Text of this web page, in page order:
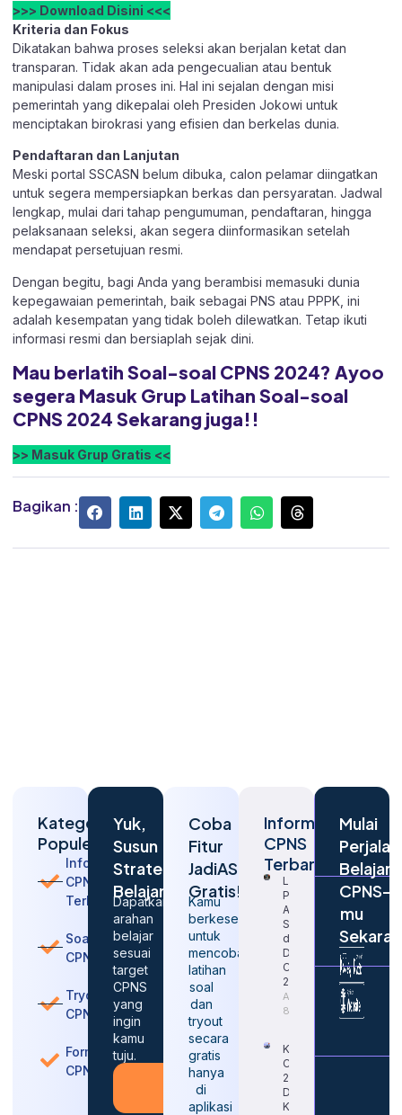
>>> Download Disini <<<
Kriteria dan Fokus
Dikatakan bahwa proses seleksi akan berjalan ketat dan
transparan. Tidak akan ada pengecualian atau bentuk
manipulasi dalam proses ini. Hal ini sejalan dengan misi
pemerintah yang dikepalai oleh Presiden Jokowi untuk
menciptakan birokrasi yang efisien dan berkelas dunia.
Pendaftaran dan Lanjutan
Meski portal SSCASN belum dibuka, calon pelamar diingatkan
untuk segera mempersiapkan berkas dan persyaratan. Jadwal
lengkap, mulai dari tahap pengumuman, pendaftaran, hingga
pelaksanaan seleksi, akan segera diinformasikan setelah
mendapat persetujuan resmi.
Dengan begitu, bagi Anda yang berambisi memasuki dunia
kepegawaian pemerintah, baik sebagai PNS atau PPPK, ini
adalah kesempatan yang tidak boleh dilewatkan. Tetap ikuti
informasi resmi dan bersiaplah sejak dini.
Mau berlatih Soal-soal CPNS 2024? Ayoo
segera Masuk Grup Latihan Soal-soal
CPNS 2024 Sekarang juga!!
>> Masuk Grup Gratis <<
Bagikan :
Kategori
Populer
Informasi
CPNS
Terbaru
Soal
CPNS
Tryout
CPNS
Formasi
CPNS
Yuk,
Susun
Strategi
Belajarmu
Dapatkan
arahan
belajar
sesuai
target
CPNS
yang
ingin
kamu
tuju.
Konsultasi
Gratis
Coba
Fitur
JadiASN
Gratis!
Kamu
berkesempatan
untuk
mencoba
latihan
soal
dan
tryout
secara
gratis
hanya
di
aplikasi
Informasi
CPNS
Terbaru
Langkah
Penting
Agar
Sukses
dalam
Daftar
CPNS
2026
August
8, 2026
Kapan
CPNS
2026
Dibuka
Kembali?
Mulai
Belajar
CPNS-
mu